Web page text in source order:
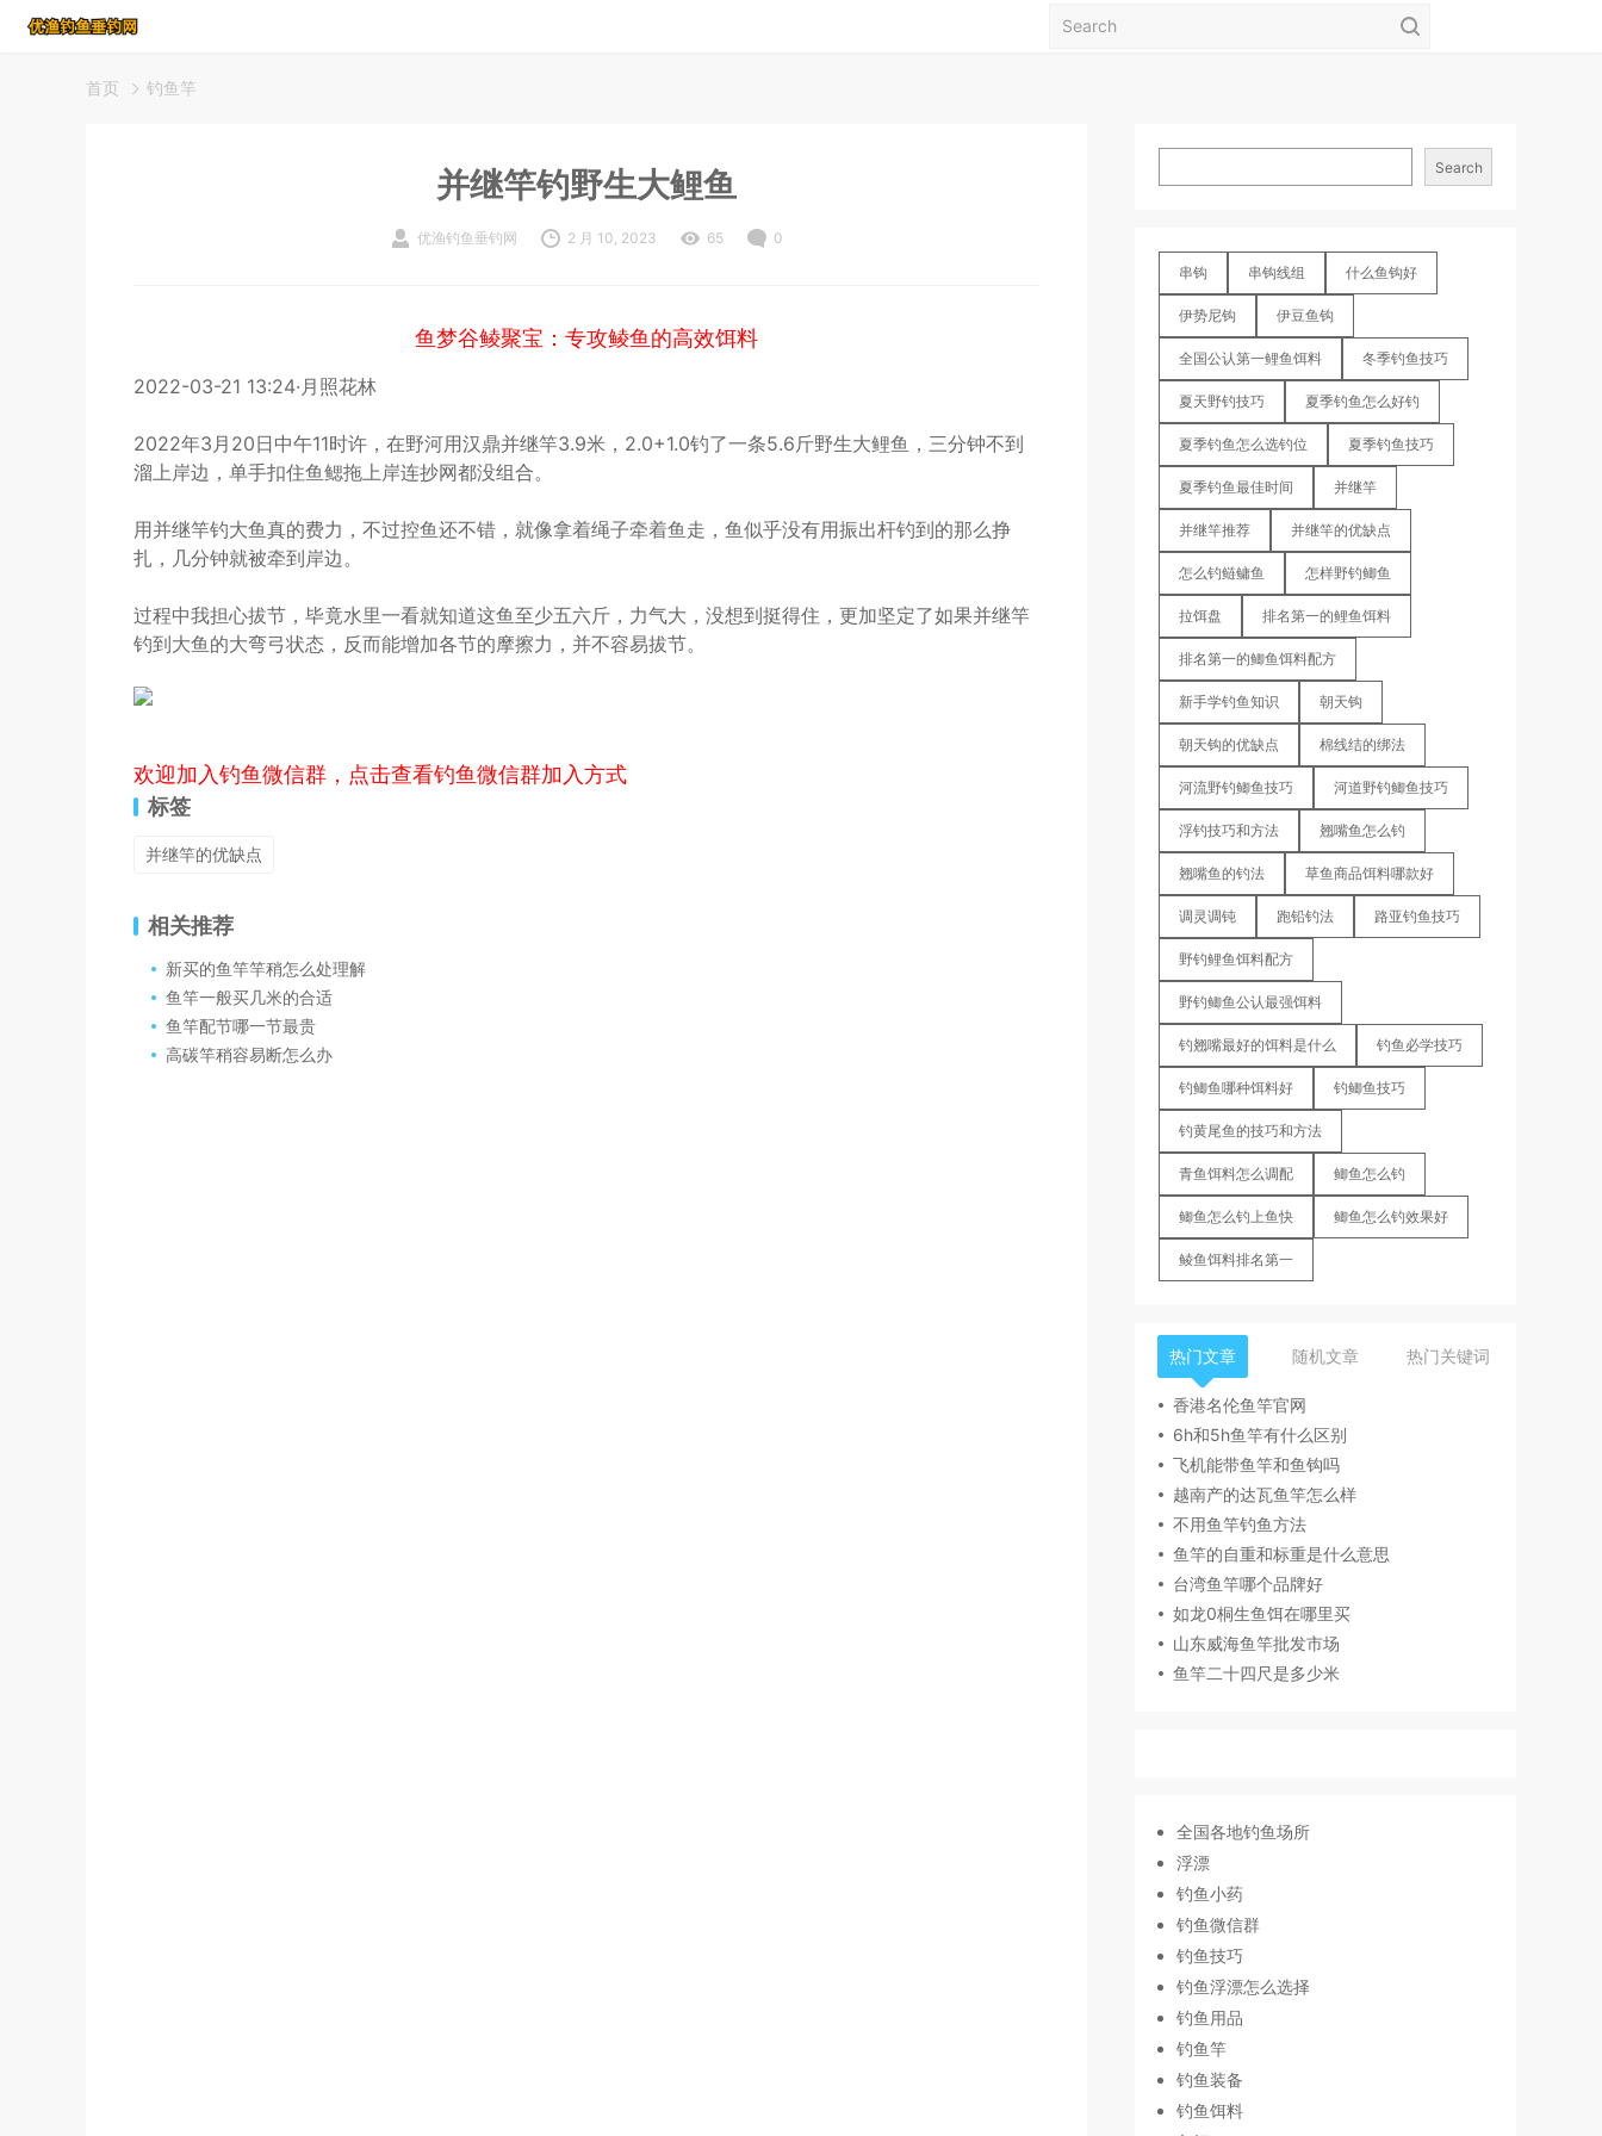
首页 钓鱼竿
并继竿钓野生大鲤鱼
优渔钓鱼垂钓网 2 月 10, 2023 65 0
鱼梦谷鲮聚宝：专攻鲮鱼的高效饵料
2022-03-21 13:24·月照花林
2022年3月20日中午11时许，在野河用汉鼎并继竿3.9米，2.0+1.0钓了一条5.6斤野生大鲤鱼，三分钟不到
溜上岸边，单手扣住鱼鳃拖上岸连抄网都没组合。
用并继竿钓大鱼真的费力，不过控鱼还不错，就像拿着绳子牵着鱼走，鱼似乎没有用振出杆钓到的那么挣
扎，几分钟就被牵到岸边。
过程中我担心拔节，毕竟水里一看就知道这鱼至少五六斤，力气大，没想到挺得住，更加坚定了如果并继竿
钓到大鱼的大弯弓状态，反而能增加各节的摩擦力，并不容易拔节。
欢迎加入钓鱼微信群，点击查看钓鱼微信群加入方式
标签
并继竿的优缺点
相关推荐
新买的鱼竿竿稍怎么处理解
鱼竿一般买几米的合适
鱼竿配节哪一节最贵
高碳竿稍容易断怎么办
Search
串钩 串钩线组 什么鱼钩好
伊势尼钩 伊豆鱼钩
全国公认第一鲤鱼饵料 冬季钓鱼技巧
夏天野钓技巧 夏季钓鱼怎么好钓
夏季钓鱼怎么选钓位 夏季钓鱼技巧
夏季钓鱼最佳时间 并继竿
并继竿推荐 并继竿的优缺点
怎么钓鲢鳙鱼 怎样野钓鲫鱼
拉饵盘 排名第一的鲤鱼饵料
排名第一的鲫鱼饵料配方
新手学钓鱼知识 朝天钩
朝天钩的优缺点 棉线结的绑法
河流野钓鲫鱼技巧 河道野钓鲫鱼技巧
浮钓技巧和方法 翘嘴鱼怎么钓
翘嘴鱼的钓法 草鱼商品饵料哪款好
调灵调钝 跑铅钓法 路亚钓鱼技巧
野钓鲤鱼饵料配方
野钓鲫鱼公认最强饵料
钓翘嘴最好的饵料是什么 钓鱼必学技巧
钓鲫鱼哪种饵料好 钓鲫鱼技巧
钓黄尾鱼的技巧和方法
青鱼饵料怎么调配 鲫鱼怎么钓
鲫鱼怎么钓上鱼快 鲫鱼怎么钓效果好
鲮鱼饵料排名第一
热门文章 随机文章 热门关键词
香港名伦鱼竿官网
6h和5h鱼竿有什么区别
飞机能带鱼竿和鱼钩吗
越南产的达瓦鱼竿怎么样
不用鱼竿钓鱼方法
鱼竿的自重和标重是什么意思
台湾鱼竿哪个品牌好
如龙0桐生鱼饵在哪里买
山东威海鱼竿批发市场
鱼竿二十四尺是多少米
全国各地钓鱼场所
浮漂
钓鱼小药
钓鱼微信群
钓鱼技巧
钓鱼浮漂怎么选择
钓鱼用品
钓鱼竿
钓鱼装备
钓鱼饵料